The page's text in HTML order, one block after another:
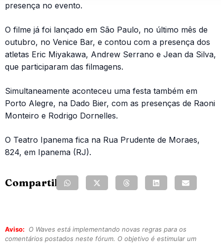
presença no evento.
O filme já foi lançado em São Paulo, no último mês de
outubro, no Venice Bar, e contou com a presença dos
atletas Eric Miyakawa, Andrew Serrano e Jean da Silva,
que participaram das filmagens.
Simultaneamente aconteceu uma festa também em
Porto Alegre, na Dado Bier, com as presenças de Raoni
Monteiro e Rodrigo Dornelles.
O Teatro Ipanema fica na Rua Prudente de Moraes,
824, em Ipanema (RJ).
Compartilhe:
Aviso:
O Waves está implementando novas regras para os
comentários postados neste fórum. O objetivo é estimular um